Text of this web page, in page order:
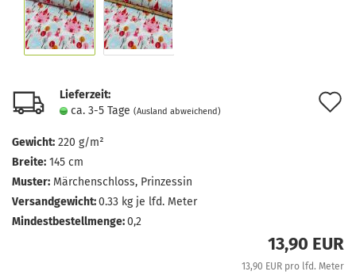
Lieferzeit:
ca. 3-5 Tage (Ausland abweichend)
Gewicht: 220 g/m²
Breite: 145 cm
Muster: Märchenschloss, Prinzessin
Versandgewicht:0.33 kg je lfd. Meter
Mindestbestellmenge:0,2
13,90 EUR
13,90 EUR pro lfd. Meter